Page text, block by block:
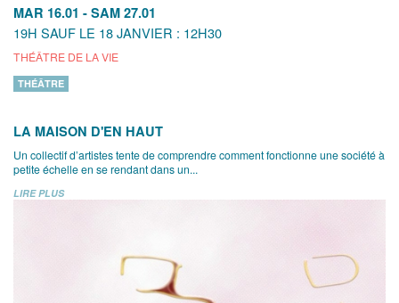
MAR 16.01 - SAM 27.01
19H SAUF LE 18 JANVIER : 12H30
THÉÂTRE DE LA VIE
THÉÂTRE
LA MAISON D'EN HAUT
Un collectif d’artistes tente de comprendre comment fonctionne une société à
petite échelle en se rendant dans un...
LIRE PLUS